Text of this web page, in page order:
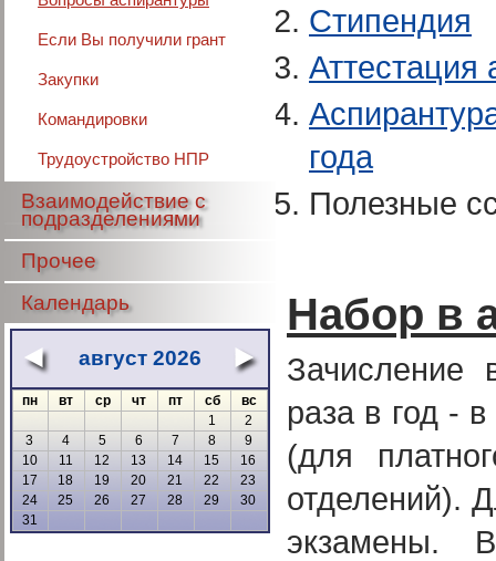
Если Вы получили грант
Закупки
Командировки
Трудоустройство НПР
Взаимодействие с
подразделениями
Прочее
Календарь
август 2026
« »
пн вт ср чт пт сб
вс
1
2
3
4 5 6 7 8
9
10
11 12 13 14 15
16
17
18 19 20 21 22
23
24
25 26 27 28 29
30
31
Стипендия
Аттестация
года
Полезные
Набор в
Зачисление
раза в год -
(для
отделений).
экзамены.